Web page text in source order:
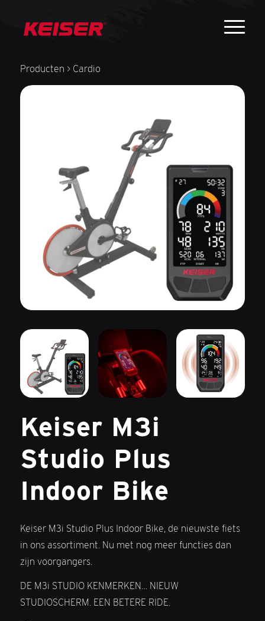
Producten > Cardio
Keiser M3i
Studio Plus
Indoor Bike
Keiser M3i Studio Plus Indoor Bike, de nieuwste fiets
in ons assortiment. Nu met nog meer functies dan
zijn voorgangers.
DE M3i STUDIO KENMERKEN… NIEUW
STUDIOSCHERM. EEN BETERE RIDE.